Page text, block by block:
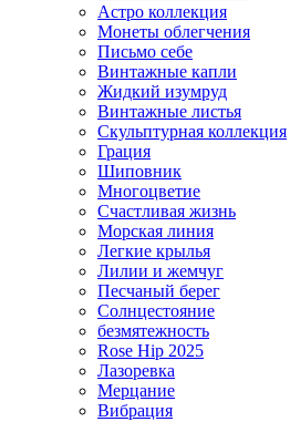
Астро коллекция
Монеты облегчения
Письмо себе
Винтажные капли
Жидкий изумруд
Винтажные листья
Скульптурная коллекция
Грация
Шиповник
Многоцветие
Счастливая жизнь
Морская линия
Легкие крылья
Лилии и жемчуг
Песчаный берег
Солнцестояние
безмятежность
Rose Hip 2025
Лазоревка
Мерцание
Вибрация